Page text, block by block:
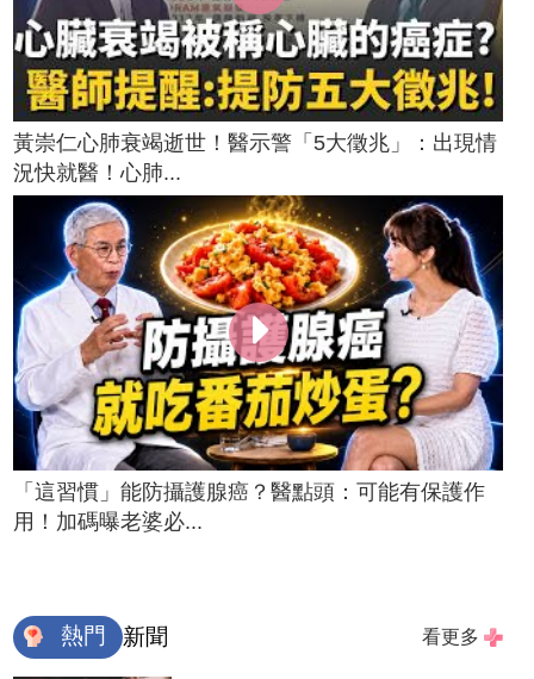
黃崇仁心肺衰竭逝世！醫示警「5大徵兆」：出現情
況快就醫！心肺...
「這習慣」能防攝護腺癌？醫點頭：可能有保護作
用！加碼曝老婆必...
熱門 新聞 看更多